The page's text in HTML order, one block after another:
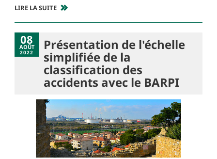
LIRE LA SUITE
08
AOÛT
2022 Présentation de l'échelle
simplifiée de la
classification des
accidents avec le BARPI